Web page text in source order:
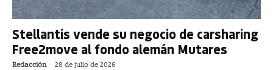
Stellantis vende su negocio de carsharing
Free2move al fondo alemán Mutares
Redacción - 28 de julio de 2026